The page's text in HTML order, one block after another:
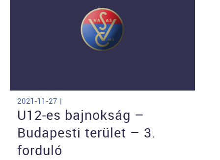
2021-11-27 |
U12-es bajnokság –
Budapesti terület – 3.
forduló